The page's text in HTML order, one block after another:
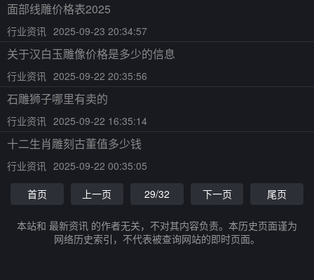
面部线雕价格表2025
行业资讯 2025-09-23 20:34:57
关于汉白玉雕像价格是多少的信息
行业资讯 2025-09-22 20:35:56
石雕狮子哪里有卖的
行业资讯 2025-09-22 16:35:14
十二生肖雕刻古董值多少钱
行业资讯 2025-09-22 00:35:05
首页
上一页 29/32 下一页 尾页
本站和 最新资讯 的作者无关，不对其内容负责。本历史页面谨为
网络历史索引，不代表被查询网站的即时页面。